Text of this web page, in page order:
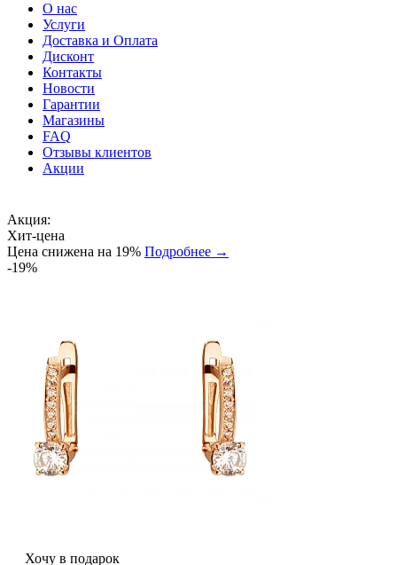
О нас
Услуги
Доставка и Оплата
Дисконт
Контакты
Новости
Гарантии
Магазины
FAQ
Отзывы клиентов
Акции
Акция:
Хит-цена
Цена снижена на 19% Подробнее →
-19%
Хочу в подарок